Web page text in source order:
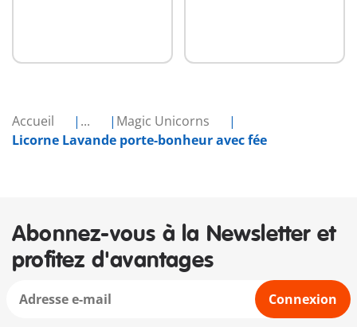
Accueil ...
Magic Unicorns
Licorne Lavande porte-bonheur avec fée
Abonnez-vous à la Newsletter et
profitez d'avantages
Connexion